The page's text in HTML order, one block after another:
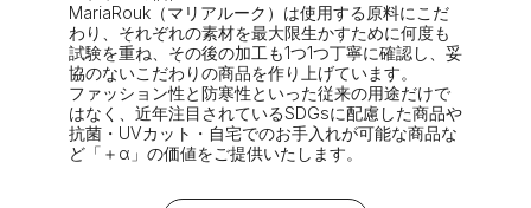
MariaRouk（マリアルーク）は使用する原料にこだ
わり、それぞれの素材を最大限生かすために何度も
試験を重ね、その後の加工も1つ1つ丁寧に確認し、妥
協のないこだわりの商品を作り上げています。
ファッション性と防寒性といった従来の用途だけで
はなく、近年注目されているSDGsに配慮した商品や
抗菌・UVカット・自宅でのお手入れが可能な商品な
ど「＋α」の価値をご提供いたします。